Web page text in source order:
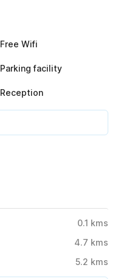
Free Wifi
Parking facility
Reception
0.1 kms
4.7 kms
5.2 kms